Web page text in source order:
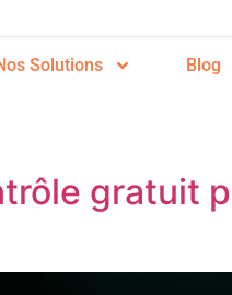
Solutions Blog
gratuit